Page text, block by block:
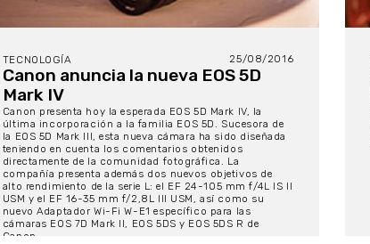
TECNOLOGÍA 25/08/2016
Canon anuncia la nueva EOS 5D
Mark IV
Canon presenta hoy la esperada EOS 5D Mark IV, la
última incorporación a la familia EOS 5D. Sucesora de
la EOS 5D Mark III, esta nueva cámara ha sido diseñada
teniendo en cuenta los comentarios obtenidos
directamente de la comunidad fotográfica. La
compañía presenta además dos nuevos objetivos de
alto rendimiento de la serie L: el EF 24-105 mm f/4L IS II
USM y el EF 16-35 mm f/2,8L III USM, así como su
nuevo Adaptador Wi-Fi W-E1 específico para las
cámaras EOS 7D Mark II, EOS 5DS y EOS 5DS R de
Canon.